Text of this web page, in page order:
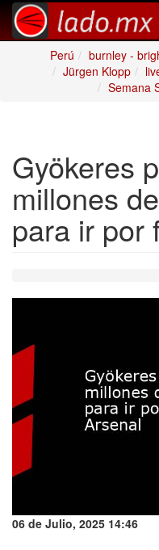
Perú
burnley -
Jürgen Klopp
Semana
Gyökeres
millones
para ir por
06 de Julio, 2025 14:46